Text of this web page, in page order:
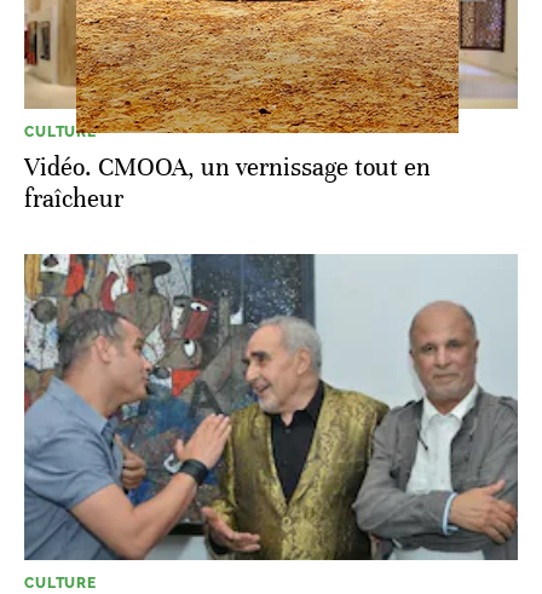
CULTURE
Vidéo. CMOOA, un vernissage tout en
fraîcheur
CULTURE